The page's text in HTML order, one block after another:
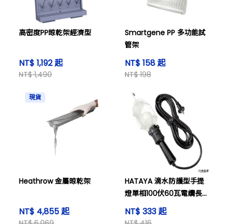
高密度PP晾乾架經濟型
NT$ 1,192 起
NT$ 1,490
Smartgene PP 多功能試
管架
NT$ 158 起
NT$ 198
現貨
Heathrow 金屬晾乾架
NT$ 4,855 起
HATAYA 滴水防護型手提
燈單相100伏60瓦電纜長度
5米等其他器材
NT$ 333 起